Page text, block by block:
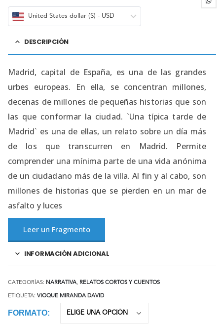
United States dollar ($) - USD
DESCRIPCIÓN
Madrid, capital de España, es una de las grandes
urbes europeas. En ella, se concentran millones,
decenas de millones de pequeñas historias que son
las que conformar la ciudad. `Una típica tarde de
Madrid` es una de ellas, un relato sobre un día más
de los que transcurren en Madrid. Permite
comprender una mínima parte de una vida anónima
de un ciudadano más de la villa. Al fin y al cabo, son
millones de historias que se pierden en un mar de
asfalto y luces
Leer un Fragmento
INFORMACIÓN ADICIONAL
CATEGORÍAS: NARRATIVA, RELATOS CORTOS Y CUENTOS
ETIQUETA: VIOQUE MIRANDA DAVID
FORMATO